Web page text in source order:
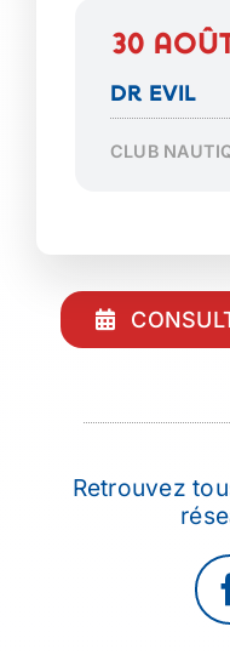
30
Dr Evil
CLUB
Retrouvez